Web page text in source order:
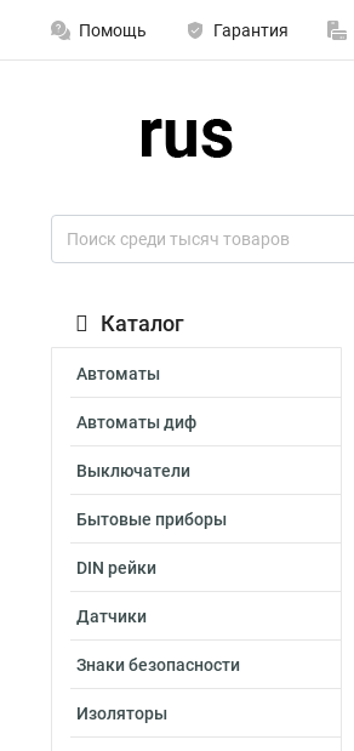
Помощь Гарантия
Каталог
Автоматы
Автоматы диф
Выключатели
Бытовые приборы
DIN рейки
Датчики
Знаки безопасности
Изоляторы